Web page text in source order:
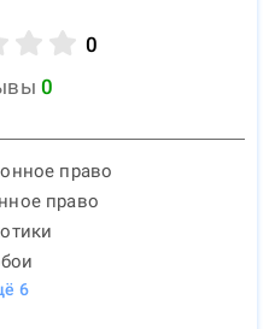
0
0
право
право
6